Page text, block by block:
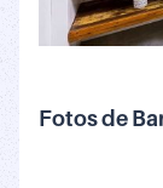
Fotos de